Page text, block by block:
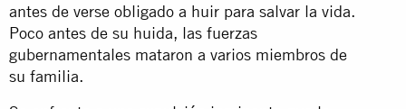
antes de verse obligado a huir para salvar la vida.
Poco antes de su huida, las fuerzas
gubernamentales mataron a varios miembros de
su familia.